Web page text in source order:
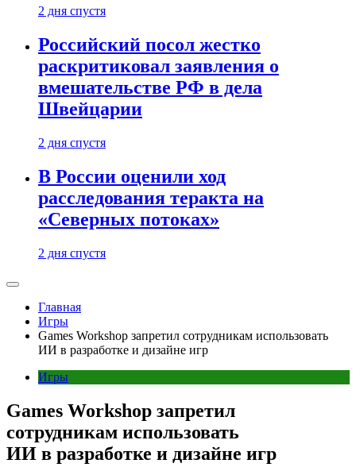
2 дня спустя
Российский посол жестко
раскритиковал заявления о
вмешательстве РФ в дела
Швейцарии
2 дня спустя
В России оценили ход
расследования теракта на
«Северных потоках»
2 дня спустя
Главная
Игры
Games Workshop запретил сотрудникам использовать
ИИ в разработке и дизайне игр
Игры
Games Workshop запретил
сотрудникам использовать
ИИ в разработке и дизайне игр